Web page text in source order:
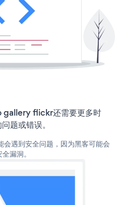
gallery flickr还需要更多时
题或错误。
遇到安全问题，因为黑客可能会
漏洞。